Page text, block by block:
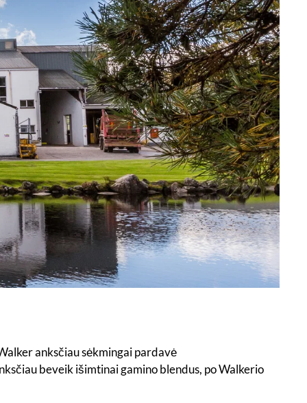
anksčiau sėkmingai pardavė
beveik išimtinai gamino blendus, po Walkerio